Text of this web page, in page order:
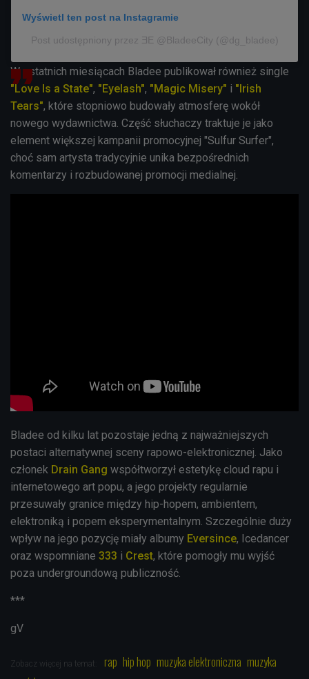
Wyświetl ten post na Instagramie
Post udostępniony przez ƎE @BladeeCity (@dg_bladee)
W ostatnich miesiącach Bladee publikował również single
"Love Is a State", "Eyelash", "Magic Misery" i "Irish
Tears", które stopniowo budowały atmosferę wokół
nowego wydawnictwa. Część słuchaczy traktuje je jako
element większej kampanii promocyjnej "Sulfur Surfer",
choć sam artysta tradycyjnie unika bezpośrednich
komentarzy i rozbudowanej promocji medialnej.
Bladee od kilku lat pozostaje jedną z najważniejszych
postaci alternatywnej sceny rapowo-elektronicznej. Jako
członek Drain Gang współtworzył estetykę cloud rapu i
internetowego art popu, a jego projekty regularnie
przesuwały granice między hip-hopem, ambientem,
elektroniką i popem eksperymentalnym. Szczególnie duży
wpływ na jego pozycję miały albumy Eversince, Icedancer
oraz wspomniane 333 i Crest, które pomogły mu wyjść
poza undergroundową publiczność.
***
gV
Zobacz więcej na temat: rap hip hop muzyka elektroniczna muzyka